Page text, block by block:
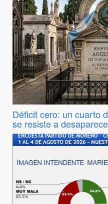
Déficit cero: un cuarto
se resiste a